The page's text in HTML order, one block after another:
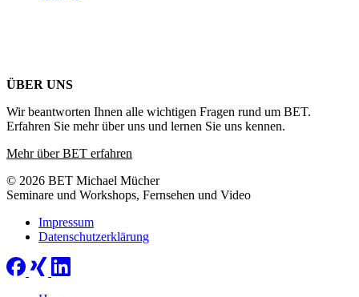
ÜBER UNS
Wir beantworten Ihnen alle wichtigen Fragen rund um BET.
Erfahren Sie mehr über uns und lernen Sie uns kennen.
Mehr über BET erfahren
© 2026 BET Michael Mücher
Seminare und Workshops, Fernsehen und Video
Impressum
Datenschutzerklärung